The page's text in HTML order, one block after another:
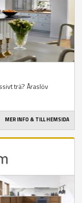
trä? Åraslöv
MER INFO & TILL HEMSIDA